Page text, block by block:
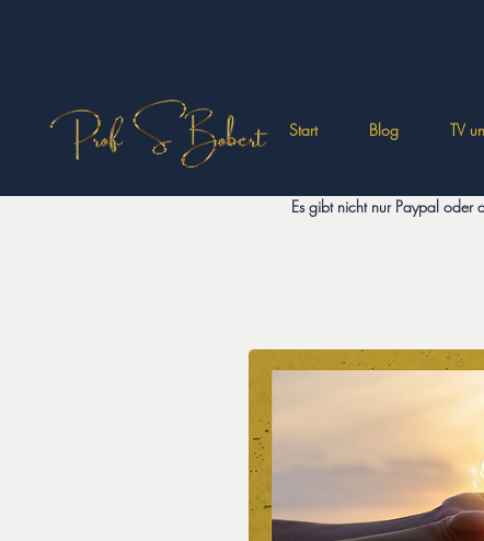
Start Blog TV
Es gibt nicht nur Paypal oder